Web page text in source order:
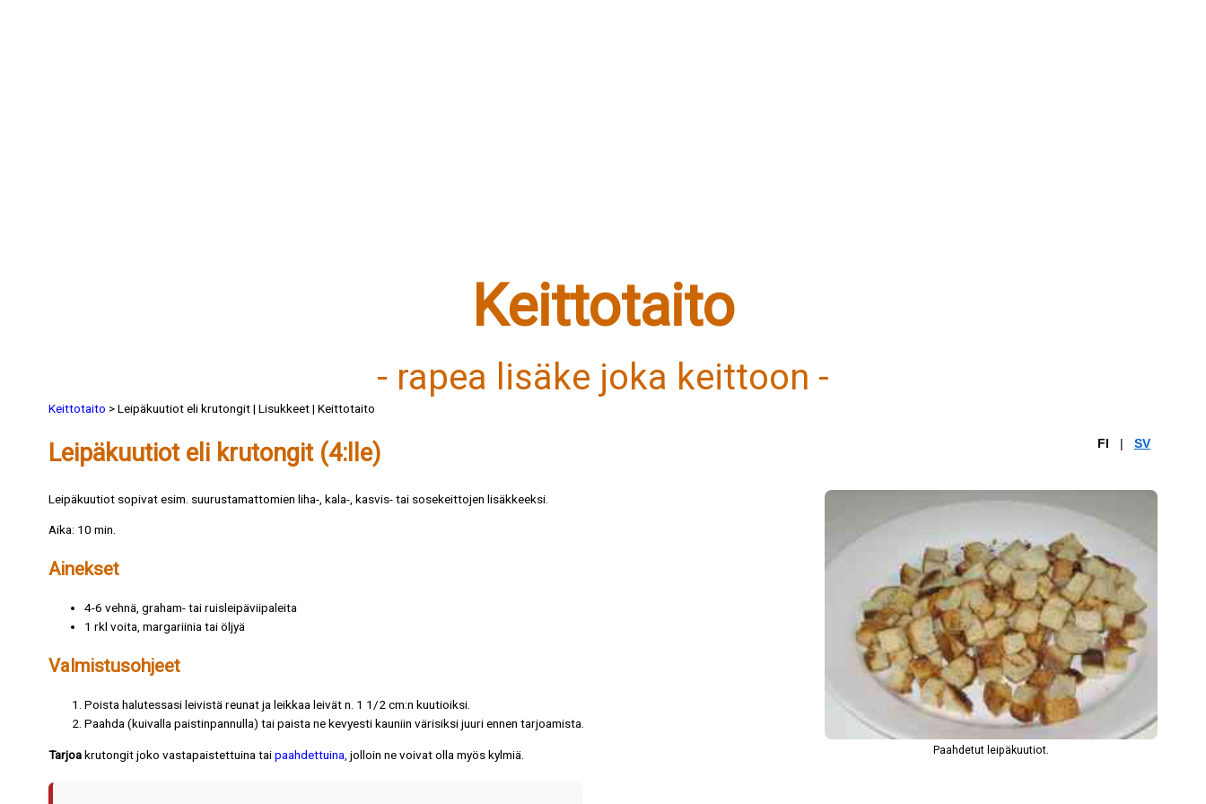
Keittotaito
- rapea lisäke joka keittoon -
Keittotaito > Leipäkuutiot eli krutongit | Lisukkeet | Keittotaito
FI SV
Leipäkuutiot eli krutongit (4:lle)
Paahdetut leipäkuutiot.
Leipäkuutiot sopivat esim. suurustamattomien liha-, kala-, kasvis- tai sosekeittojen lisäkkeeksi.
Aika: 10 min.
Ainekset
4-6 vehnä, graham- tai ruisleipäviipaleita
1 rkl voita, margariinia tai öljyä
Valmistusohjeet
Poista halutessasi leivistä reunat ja leikkaa leivät n. 1 1/2 cm:n kuutioiksi.
Paahda (kuivalla paistinpannulla) tai paista ne kevyesti kauniin värisiksi juuri ennen tarjoamista.
Tarjoakrutongit joko vastapaistettuina taipaahdettuina, jolloin ne voivat olla myös kylmiä.